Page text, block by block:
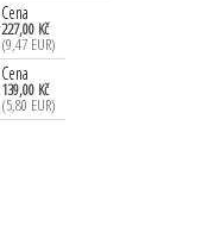
Cena
227,00 Kč
(9,47 EUR)
Cena
139,00 Kč
(5,80 EUR)